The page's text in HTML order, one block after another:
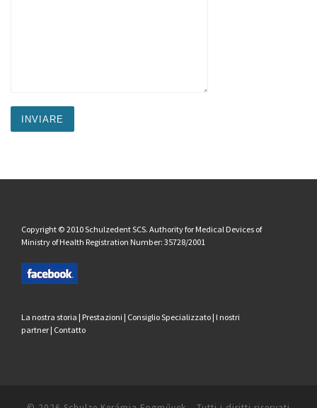
Copyright © 2010 Schulzedent SCS. Authority for Medical Devices of
Ministry of Health Registration Number: 35728/2001
La nostra storia | Prestazioni | Consiglio Specializzato | I nostri
partner | Contatto